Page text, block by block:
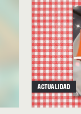
ACTUALIDAD